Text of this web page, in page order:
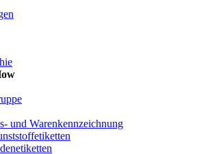
und Warenkennzeichnung